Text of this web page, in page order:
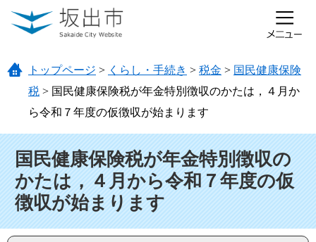
ページの先頭です。
メニューを飛ばして本文へ
トップページ > くらし・手続き > 税金 > 国民健康保険
税 > 国民健康保険税が年金特別徴収のかたは，４月か
ら令和７年度の仮徴収が始まります
国民健康保険税が年金特別徴収の
かたは，４月から令和７年度の仮
徴収が始まります